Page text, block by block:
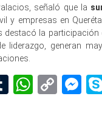
señaló que la
y empresas en
destacó la participación
liderazgo, generan
TumblrCopy